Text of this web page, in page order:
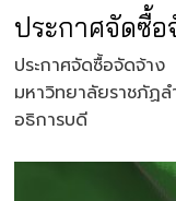
ประกาศจัดซื้อ
ประกาศจัดซื้อจัดจ้าง
มหาวิทยาลัยราชภัฏ
อธิการบดี